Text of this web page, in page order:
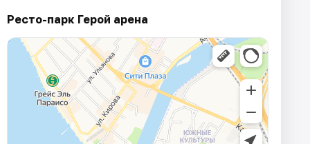
Ресто-парк Герой арена